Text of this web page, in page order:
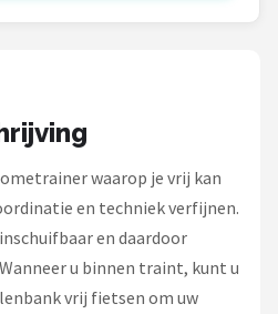
waarop je vrij kan
en techniek verfijnen.
en daardoor
u binnen traint, kunt u
vrij fietsen om uw